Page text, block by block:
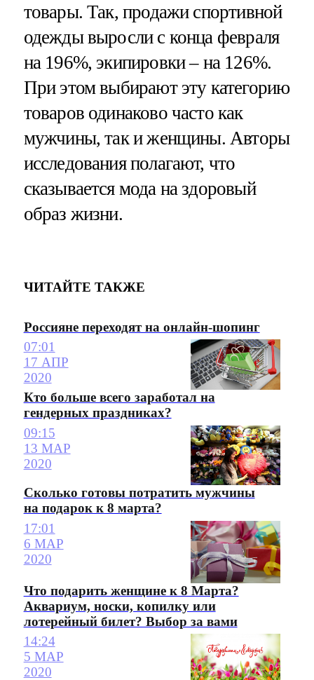
товары. Так, продажи спортивной
одежды выросли с конца февраля
на 196%, экипировки – на 126%.
При этом выбирают эту категорию
товаров одинаково часто как
мужчины, так и женщины. Авторы
исследования полагают, что
сказывается мода на здоровый
образ жизни.
ЧИТАЙТЕ ТАКЖЕ
Россияне переходят на онлайн-шопинг
07:01
17 АПР
2020
Кто больше всего заработал на
гендерных праздниках?
09:15
13 МАР
2020
Сколько готовы потратить мужчины
на подарок к 8 марта?
17:01
6 МАР
2020
Что подарить женщине к 8 Марта?
Аквариум, носки, копилку или
лотерейный билет? Выбор за вами
14:24
5 МАР
2020